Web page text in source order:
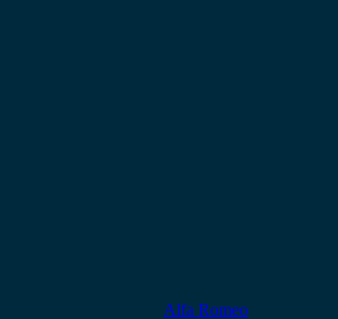
Alfa Romeo